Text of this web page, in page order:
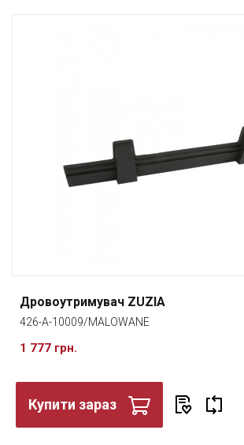
Дровоутримувач ZUZIA
426-A-10009/MALOWANE
1 777 грн.
Купити зараз